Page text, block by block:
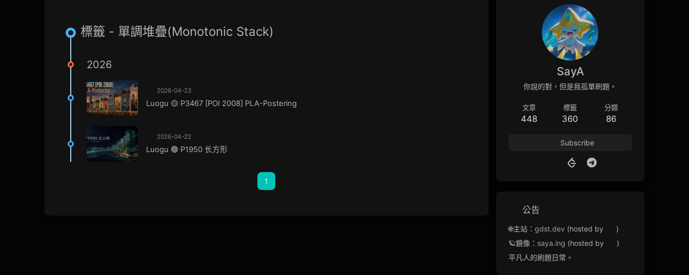
標籤 - 單調堆疊(Monotonic Stack)
2026
2026-04-23
Luogu 🟡 P3467 [POI 2008] PLA-Postering
2026-04-22
Luogu 🟢 P1950 长方形
1
SayA
你說的對，但是我孤單刷題。
文章
448
標籤
360
分類
86
Subscribe
公告
🌐主站： gdst.dev (hosted by
)
🪐鏡像： saya.ing (hosted by
)
平凡人的刷題日常。